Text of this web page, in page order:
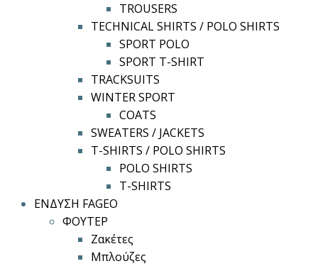
TROUSERS
TECHNICAL SHIRTS / POLO SHIRTS
SPORT POLO
SPORT T-SHIRT
TRACKSUITS
WINTER SPORT
COATS
SWEATERS / JACKETS
T-SHIRTS / POLO SHIRTS
POLO SHIRTS
T-SHIRTS
ΕΝΔΥΣΗ FAGEO
ΦΟΥΤΕΡ
Ζακέτες
Μπλούζες